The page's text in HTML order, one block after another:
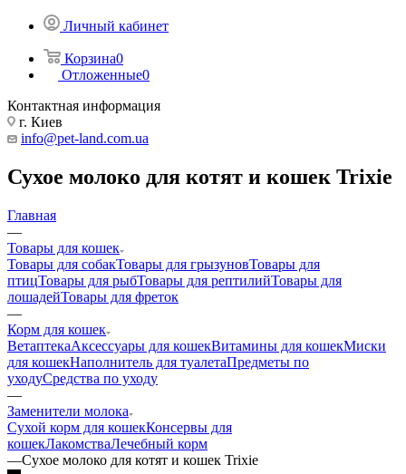
Личный кабинет
Корзина0
Отложенные0
Контактная информация
г. Киев
info@pet-land.com.ua
Сухое молоко для котят и кошек Trixie
Главная
—
Товары для кошек
Товары для собакТовары для грызуновТовары для
птицТовары для рыбТовары для рептилийТовары для
лошадейТовары для фреток
—
Корм для кошек
ВетаптекаАксессуары для кошекВитамины для кошекМиски
для кошекНаполнитель для туалетаПредметы по
уходуСредства по уходу
—
Заменители молока
Сухой корм для кошекКонсервы для
кошекЛакомстваЛечебный корм
—Сухое молоко для котят и кошек Trixie